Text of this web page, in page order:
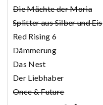
Die Mächte der Moria
Splitter aus Silber und Eis
Red Rising 6
Dämmerung
Das Nest
Der Liebhaber
Once & Future